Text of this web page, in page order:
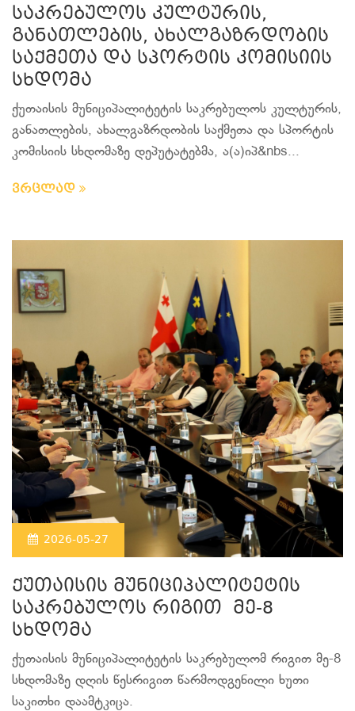
საკრებულოს კულტურის,
განათლების, ახალგაზრდობის
საქმეთა და სპორტის კომისიის
სხდომა
ქუთაისის მუნიციპალიტეტის საკრებულოს კულტურის,
განათლების, ახალგაზრდობის საქმეთა და სპორტის
კომისიის სხდომაზე დეპუტატებმა, ა(ა)იპ&nbs...
ვრცლად
2026-05-27
ქუთაისის მუნიციპალიტეტის
საკრებულოს რიგით მე-8
სხდომა
ქუთაისის მუნიციპალიტეტის საკრებულომ რიგით მე-8
სხდომაზე დღის წესრიგით წარმოდგენილი ხუთი
საკითხი დაამტკიცა.